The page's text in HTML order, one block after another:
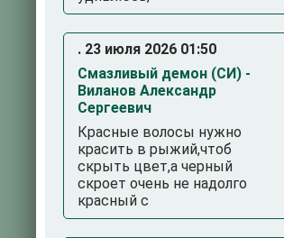
. 23 июля 2026 01:50
Смазливый демон (СИ) -
Виланов Александр
Сергеевич
Красные волосы нужно
красить в рыжий,чтоб
скрыть цвет,а черный
скроет очень не надолго
красный с